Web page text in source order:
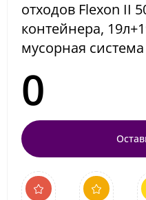
отходов Flexon II
контейнера,
мусорная система
0